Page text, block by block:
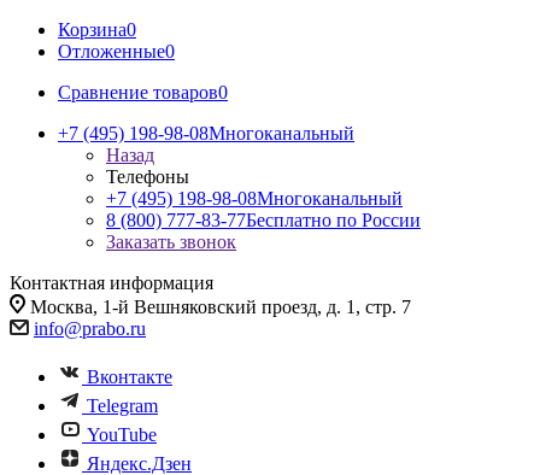
Корзина0
Отложенные0
Сравнение товаров0
+7 (495) 198-98-08Многоканальный
Назад
Телефоны
+7 (495) 198-98-08Многоканальный
8 (800) 777-83-77Бесплатно по России
Заказать звонок
Контактная информация
Москва, 1-й Вешняковский проезд, д. 1, стр. 7
info@prabo.ru
Вконтакте
Telegram
YouTube
Яндекс.Дзен